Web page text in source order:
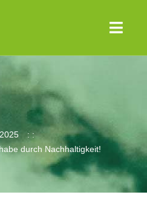
durch Nachhaltigkeit!